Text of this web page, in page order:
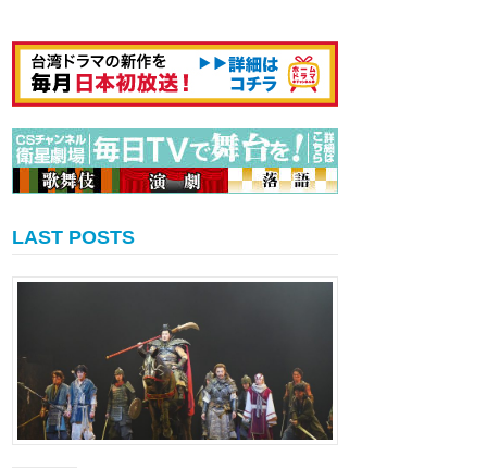
LAST POSTS